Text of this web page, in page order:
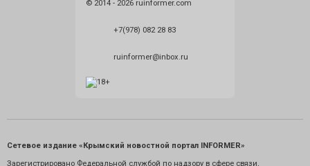
© 2014 - 2026 ruinformer.com
+7(978) 082 28 83
ruinformer@inbox.ru
Сетевое издание «Крымский новостной портал INFORMER»
Зарегистрировано Федеральной службой по надзору в сфере связи,